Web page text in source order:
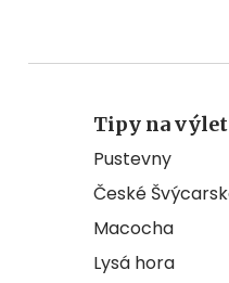
Tipy na
Pustevny
České
Macocha
Lysá hora